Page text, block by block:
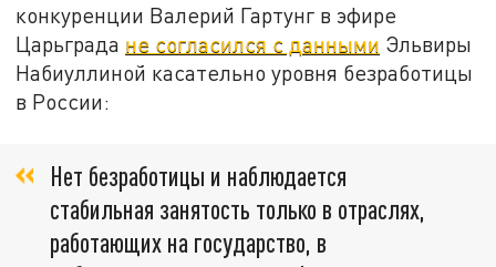
конкуренции Валерий Гартунг в эфире
Царьграда не согласился с данными Эльвиры
Набиуллиной касательно уровня безработицы
в России:
Нет безработицы и наблюдается
стабильная занятость только в отраслях,
работающих на государство, в